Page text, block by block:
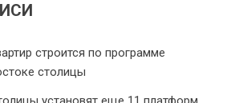
строится по программе
столицы